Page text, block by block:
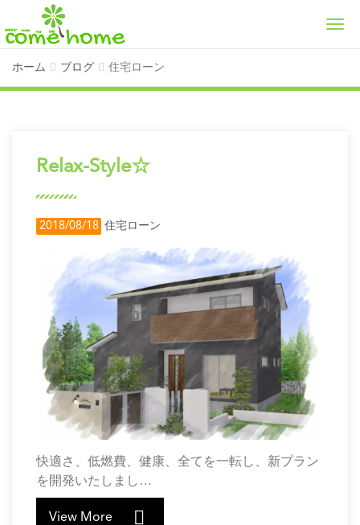
ホーム ブログ 住宅ローン
Relax-Style☆
2018/08/18 住宅ローン
快適さ、低燃費、健康、全てを一転し、新プラン
を開発いたしまし…
View More